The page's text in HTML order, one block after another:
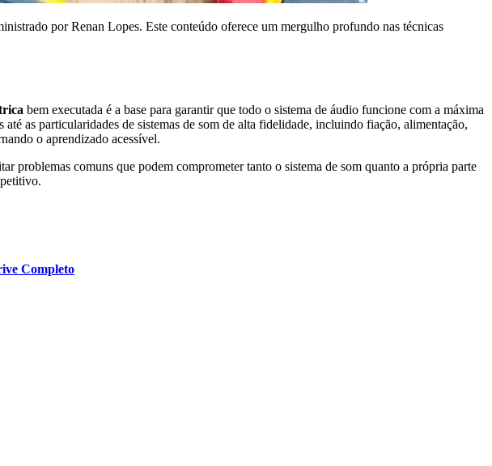
por Renan Lopes. Este conteúdo oferece um mergulho profundo nas técnicas
bem executada é a base para garantir que todo o sistema de áudio funcione com a máxima
as particularidades de sistemas de som de alta fidelidade, incluindo fiação, alimentação,
o aprendizado acessível.
problemas comuns que podem comprometer tanto o sistema de som quanto a própria parte
Completo